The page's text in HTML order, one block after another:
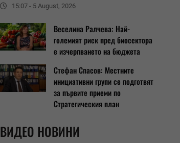
15:07 - 5 August, 2026
Веселина Ралчева: Най-
големият риск пред биосектора
е изчерпването на бюджета
Стефан Спасов: Местните
инициативни групи се подготвят
за първите приеми по
Стратегическия план
ВИДЕО НОВИНИ